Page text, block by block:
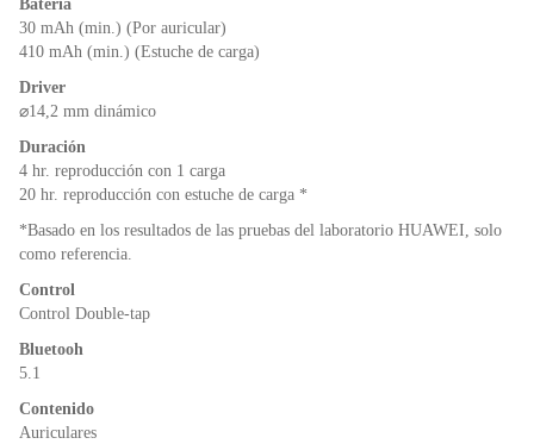
Batería
30 mAh (min.) (Por auricular)
410 mAh (min.) (Estuche de carga)
Driver
⌀14,2 mm dinámico
Duración
4 hr. reproducción con 1 carga
20 hr. reproducción con estuche de carga *
*Basado en los resultados de las pruebas del laboratorio HUAWEI, solo
como referencia.
Control
Control Double-tap
Bluetooh
5.1
Contenido
Auriculares